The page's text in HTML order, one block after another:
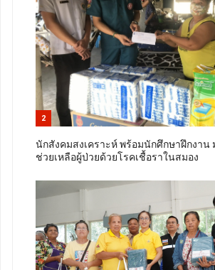
2
นักสังคมสงเคราะห์ พร้อมนักศึกษาฝึกงาน
ช่วยเหลือผู้ป่วยด้วยโรคเชื้อราในสมอง